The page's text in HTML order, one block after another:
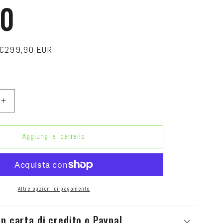
EUR
Aumenta
quantità
per
SCOPA
ELETTRICA
FOLLETTO
VK150
Aggiungi al carrello
Altre opzioni di pagamento
carta di credito o Paypal